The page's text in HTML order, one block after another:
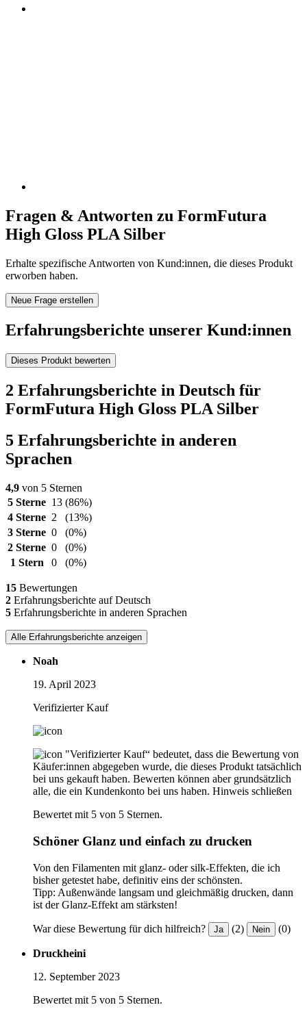
Fragen & Antworten zu FormFutura
High Gloss PLA Silber
Erhalte spezifische Antworten von Kund:innen, die dieses Produkt
erworben haben.
Neue Frage erstellen
Erfahrungsberichte unserer Kund:innen
Dieses Produkt bewerten
2 Erfahrungsberichte in Deutsch für
FormFutura High Gloss PLA Silber
5 Erfahrungsberichte in anderen
Sprachen
4,9 von 5 Sternen
5 Sterne 13 (86%)
4 Sterne 2
(13%)
3 Sterne 0
(0%)
2 Sterne 0
(0%)
1 Stern
0 (0%)
15 Bewertungen
2 Erfahrungsberichte auf Deutsch
5 Erfahrungsberichte in anderen Sprachen
Alle Erfahrungsberichte anzeigen
Noah
19. April 2023
Verifizierter Kauf
"Verifizierter Kauf“ bedeutet, dass die Bewertung von
Käufer:innen abgegeben wurde, die dieses Produkt tatsächlich
bei uns gekauft haben. Bewerten können aber grundsätzlich
alle, die ein Kundenkonto bei uns haben. Hinweis schließen
Bewertet mit 5 von 5 Sternen.
Schöner Glanz und einfach zu drucken
Von den Filamenten mit glanz- oder silk-Effekten, die ich
bisher getestet habe, definitiv eins der schönsten.
Tipp: Außenwände langsam und gleichmäßig drucken, dann
ist der Glanz-Effekt am stärksten!
War diese Bewertung für dich hilfreich? Ja (2) Nein (0)
Druckheini
12. September 2023
Bewertet mit 5 von 5 Sternen.